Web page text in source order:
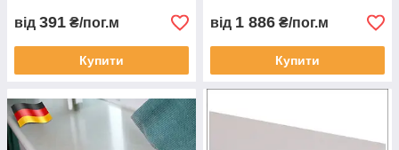
від 391 ₴/пог.м
Купити
від 1 886 ₴/пог.м
Купити